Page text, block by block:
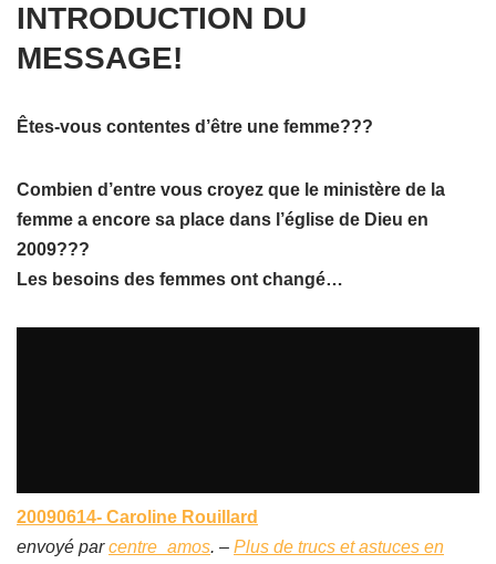
INTRODUCTION DU
MESSAGE!
Êtes-vous contentes d’être une femme???
Combien d’entre vous croyez que le ministère de la
femme a encore sa place dans l’église de Dieu en
2009???
Les besoins des femmes ont changé…
20090614- Caroline Rouillard
envoyé parcentre_amos. – Plus de trucs et astuces en